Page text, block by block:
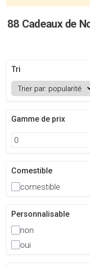
88 Cadeaux de
Tri
Gamme de prix
Comestible
comestible
Personnalisable
non
oui